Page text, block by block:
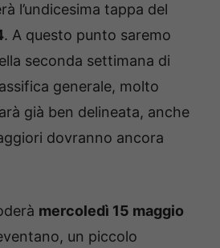
l’undicesima tappa del
. A questo punto saremo
seconda settimana di
generale, molto
già ben delineata, anche
dovranno ancora
mercoledì 15 maggio
un piccolo